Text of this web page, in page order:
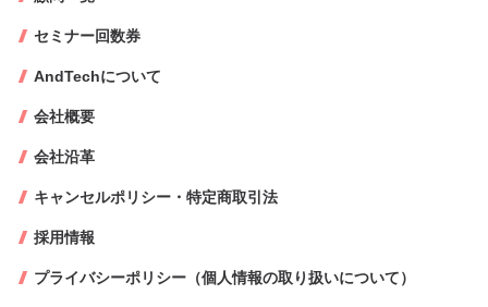
セミナー回数券
AndTechについて
会社概要
会社沿革
キャンセルポリシー・特定商取引法
採用情報
プライバシーポリシー（個人情報の取り扱いについて）